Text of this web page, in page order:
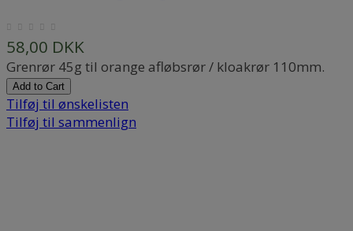
58,00 DKK
Grenrør 45g til orange afløbsrør / kloakrør 110mm.
Add to Cart
Tilføj til ønskelisten
Tilføj til sammenlign